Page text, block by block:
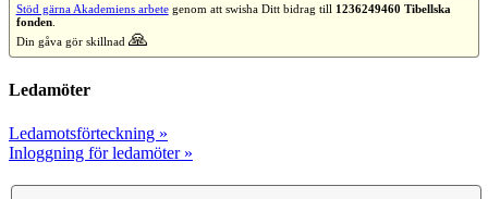
Stöd gärna Akademiens arbetegenom att swisha Ditt bidrag till 1236249460 Tibellska
fonden.
Din gåva gör skillnad 🙏
Ledamöter
Ledamotsförteckning »
Inloggning för ledamöter »